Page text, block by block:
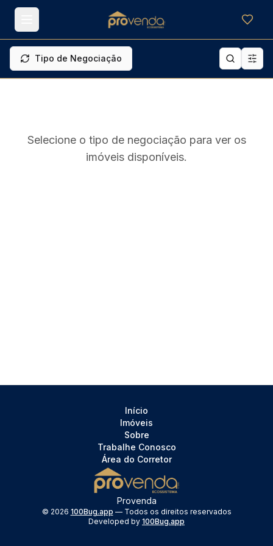
Tipo de Negociação
Selecione o tipo de negociação para ver os
imóveis disponíveis.
Início
Imóveis
Sobre
Trabalhe Conosco
Área do Corretor
Provenda
© 2026 100Bug.app — Todos os direitos reservados
Developed by 100Bug.app